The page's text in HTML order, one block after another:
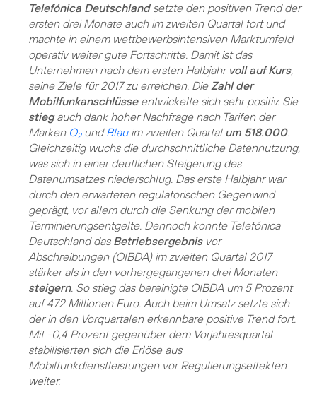
Telefónica Deutschlandsetzte den positiven Trend der
ersten drei Monate auch im zweiten Quartal fort und
machte in einem wettbewerbsintensiven Marktumfeld
operativ weiter gute Fortschritte. Damit ist das
Unternehmen nach dem ersten Halbjahr voll auf Kurs,
seine Ziele für 2017 zu erreichen. DieZahl der
Mobilfunkanschlüsseentwickelte sich sehr positiv. Sie
stiegauch dank hoher Nachfrage nach Tarifen der
Marken O2undBlauim zweiten Quartal um 518.000.
Gleichzeitig wuchs die durchschnittliche Datennutzung,
was sich in einer deutlichen Steigerung des
Datenumsatzes niederschlug. Das erste Halbjahr war
durch den erwarteten regulatorischen Gegenwind
geprägt, vor allem durch die Senkung der mobilen
Terminierungsentgelte. Dennoch konnte Telefónica
Deutschland das Betriebsergebnisvor
Abschreibungen (OIBDA) im zweiten Quartal 2017
stärker als in den vorhergegangenen drei Monaten
steigern. So stieg das bereinigte OIBDA um 5 Prozent
auf 472 Millionen Euro. Auch beim Umsatz setzte sich
der in den Vorquartalen erkennbare positive Trend fort.
Mit -0,4 Prozent gegenüber dem Vorjahresquartal
stabilisierten sich die Erlöse aus
Mobilfunkdienstleistungen vor Regulierungseffekten
weiter.